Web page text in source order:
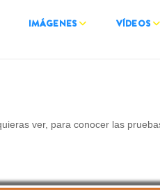
IMÁGENES VÍDEOS
ver, para conocer las